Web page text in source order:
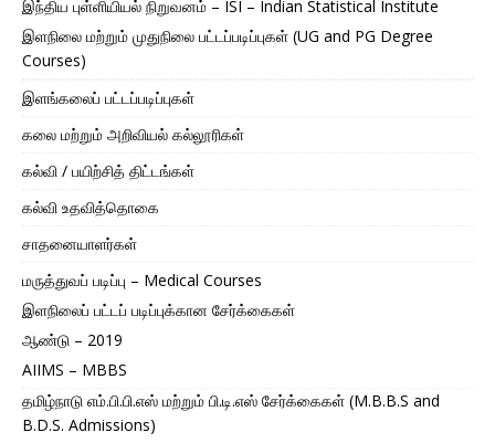
இந்திய புள்ளியியல் நிறுவனம் – ISI – Indian Statistical Institute
இளநிலை மற்றும் முதுநிலை பட்டப்படிப்புகள் (UG and PG Degree
Courses)
இளங்கலைப் பட்டப்படிப்புகள்
கலை மற்றும் அறிவியல் கல்லூரிகள்
கல்வி / பயிற்சித் திட்டங்கள்
கல்வி உதவித்தொகை
சாதனையாளர்கள்
மருத்துவப் படிப்பு – Medical Courses
இளநிலைப் பட்டப் படிப்புக்கான சேர்க்கைகள்
ஆண்டு – 2019
AIIMS – MBBS
தமிழ்நாடு எம்.பி.பி.எஸ் மற்றும் பி.டி.எஸ் சேர்க்கைகள் (M.B.B.S and
B.D.S. Admissions)